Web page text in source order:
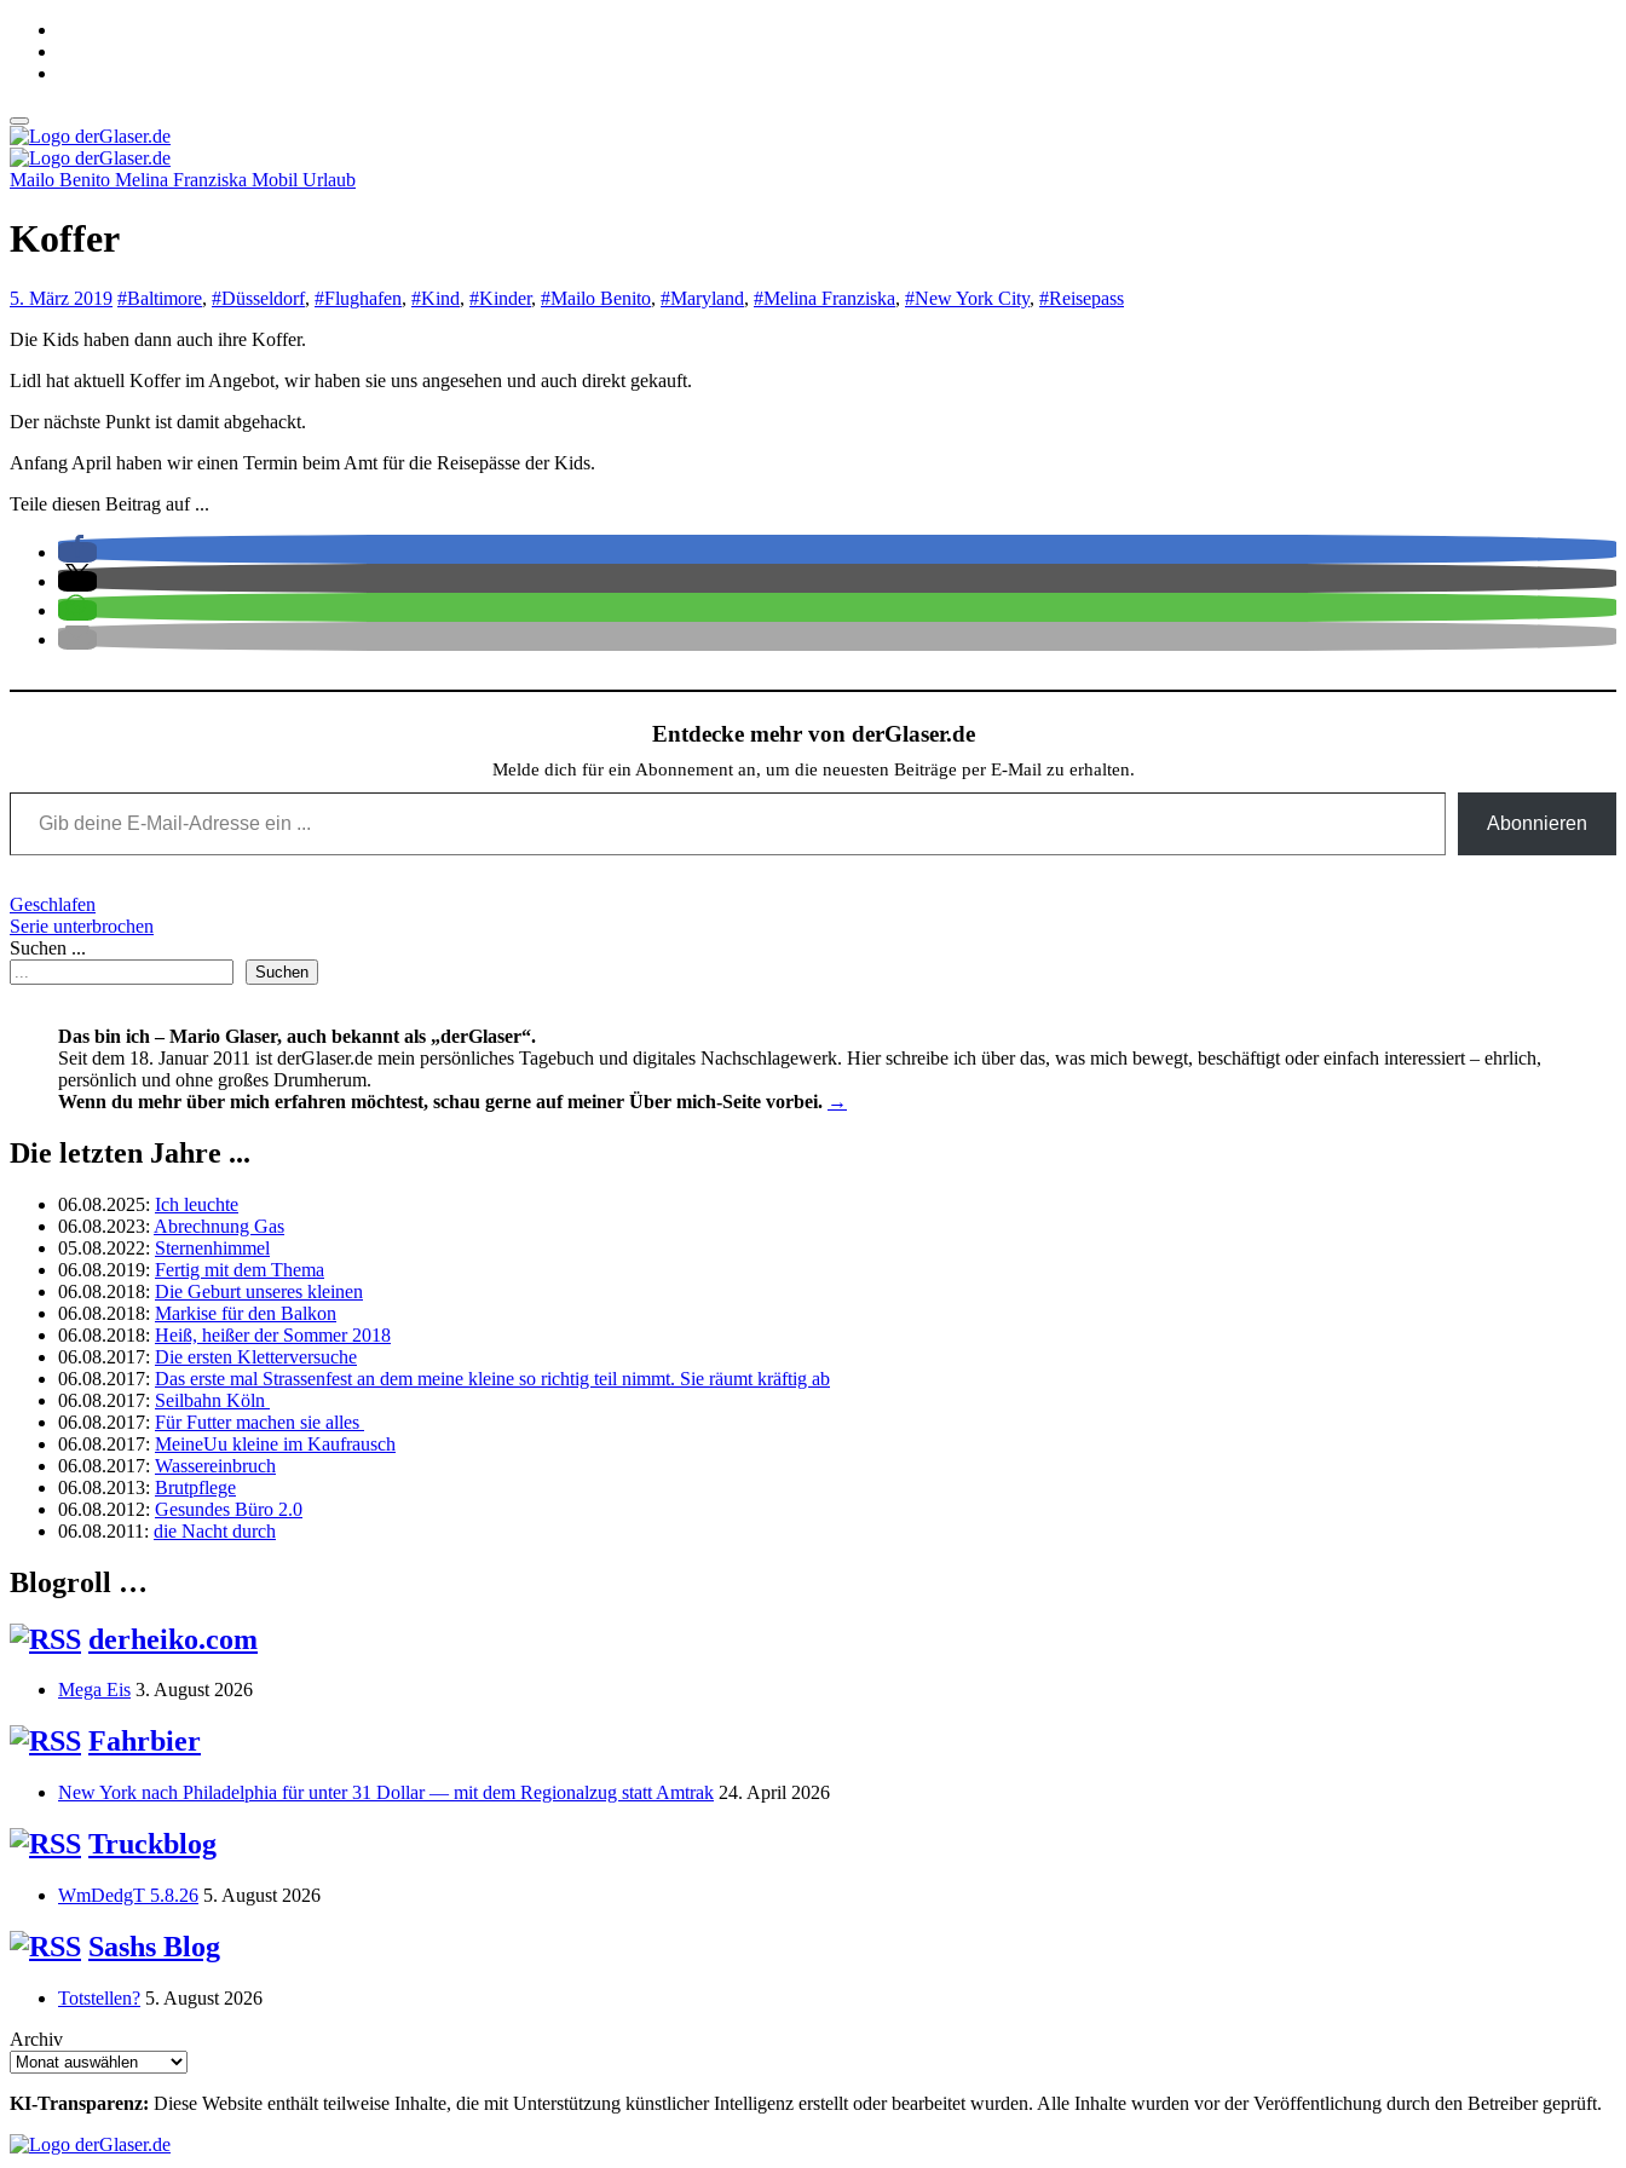
Zum
Inhalt
springen
derGlaser.de
Mein Leben mit Frau, zwei Kindern und Katze
Mailo Benito Melina Franziska Mobil Urlaub
Koffer
5. März 2019 #Baltimore, #Düsseldorf, #Flughafen, #Kind, #Kinder, #Mailo Benito, #Maryland, #Melina Franziska, #New York City, #Reisepass
Die Kids haben dann auch ihre Koffer.
Lidl hat aktuell Koffer im Angebot, wir haben sie uns angesehen und auch direkt gekauft.
Der nächste Punkt ist damit abgehackt.
Anfang April haben wir einen Termin beim Amt für die Reisepässe der Kids.
Teile diesen Beitrag auf ...
Entdecke mehr von derGlaser.de
Melde dich für ein Abonnement an, um die neuesten Beiträge per E-Mail zu erhalten.
Gib deine E-Mail-Adresse ein ...
Abonnieren
Beitragsnavigation
Geschlafen
Serie unterbrochen
Suchen ...
Suchen
Das bin ich – Mario Glaser, auch bekannt als „derGlaser“.
Seit dem 18. Januar 2011 ist derGlaser.de mein persönliches Tagebuch und digitales Nachschlagewerk. Hier schreibe ich über das, was mich bewegt, beschäftigt oder einfach interessiert – ehrlich,
persönlich und ohne großes Drumherum.
Wenn du mehr über mich erfahren möchtest, schau gerne auf meiner Über mich-Seite vorbei. →
Die letzten Jahre ...
06.08.2025: Ich leuchte
06.08.2023: Abrechnung Gas
05.08.2022: Sternenhimmel
06.08.2019: Fertig mit dem Thema
06.08.2018: Die Geburt unseres kleinen
06.08.2018: Markise für den Balkon
06.08.2018: Heiß, heißer der Sommer 2018
06.08.2017: Die ersten Kletterversuche
06.08.2017: Das erste mal Strassenfest an dem meine kleine so richtig teil nimmt. Sie räumt kräftig ab
06.08.2017: Seilbahn Köln
06.08.2017: Für Futter machen sie alles
06.08.2017: MeineUu kleine im Kaufrausch
06.08.2017: Wassereinbruch
06.08.2013: Brutpflege
06.08.2012: Gesundes Büro 2.0
06.08.2011 : die Nacht durch
Blogroll …
derheiko.com
Mega Eis 3. August 2026
Fahrbier
New York nach Philadelphia für unter 31 Dollar — mit dem Regionalzug statt Amtrak 24. April 2026
Truckblog
WmDedgT 5.8.26 5. August 2026
Sashs Blog
Totstellen? 5. August 2026
Archiv
KI-Transparenz: Diese Website enthält teilweise Inhalte, die mit Unterstützung künstlicher Intelligenz erstellt oder bearbeitet wurden. Alle Inhalte wurden vor der Veröffentlichung durch den Betreiber geprüft.